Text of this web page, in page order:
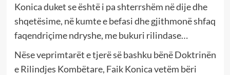
Konica duket se është i pa shterrshëm në dije dhe
shqetësime, në kumte e befasi dhe gjithmonë shfaq
faqendriçime ndryshe, me bukuri rilindase…
Nëse veprimtarët e tjerë së bashku bënë Doktrinën
e Rilindjes Kombëtare, Faik Konica vetëm bëri